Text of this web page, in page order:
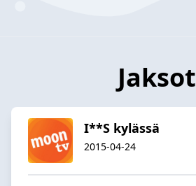
Jaksot
I**S kylässä
2015-04-24